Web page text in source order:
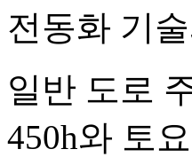
전동화 기
일반 도로
450h와 토